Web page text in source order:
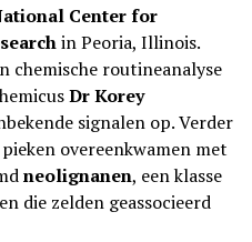
Center for
in Peoria, Illinois.
chemische routineanalyse
Dr Korey
signalen op. Verder
overeenkwamen met
neolignanen, een klasse
die zelden geassocieerd